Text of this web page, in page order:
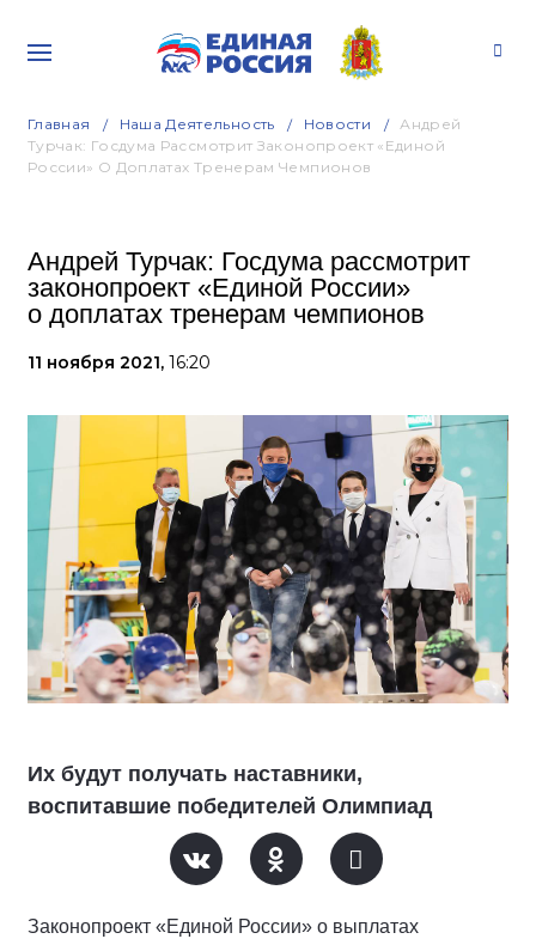
Главная Наша Деятельность Новости
Андрей
Турчак: Госдума Рассмотрит Законопроект «Единой
России» О Доплатах Тренерам Чемпионов
Андрей Турчак: Госдума рассмотрит
законопроект «Единой России»
о доплатах тренерам чемпионов
11 ноября 2021, 16:20
Их будут получать наставники,
воспитавшие победителей Олимпиад
Законопроект «Единой России» о выплатах